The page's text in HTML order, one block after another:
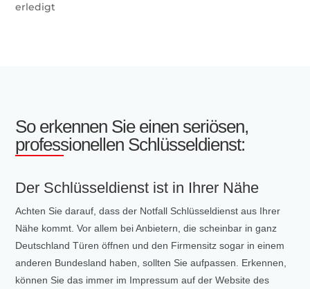
erledigt
So erkennen Sie einen seriösen,
professionellen Schlüsseldienst:
Der Schlüsseldienst ist in Ihrer Nähe
Achten Sie darauf, dass der Notfall Schlüsseldienst aus Ihrer
Nähe kommt. Vor allem bei Anbietern, die scheinbar in ganz
Deutschland Türen öffnen und den Firmensitz sogar in einem
anderen Bundesland haben, sollten Sie aufpassen. Erkennen,
können Sie das immer im Impressum auf der Website des